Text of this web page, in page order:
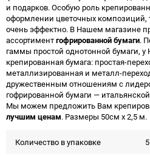
и подарков. Особую роль
оформлении цветочных композиций,
очень эффектно. В Нашем магазине
ассортиментгофрированной бумаги.
гаммы простой однотонной бумаги, у
крепированная бумага: простая-
металлизированная и металл-
дружественным отношениям с
гофрированной бумаги —
Мы можем предложить Вам
лучшим ценам. Размеры 50см х 2,5 м.
Количество в упаковке 5